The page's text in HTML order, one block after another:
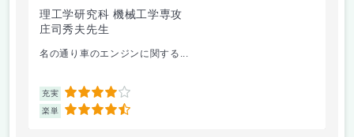
理工学研究科 機械工学専攻
庄司秀夫先生
名の通り車のエンジンに関する...
充実 4
楽単 4.5